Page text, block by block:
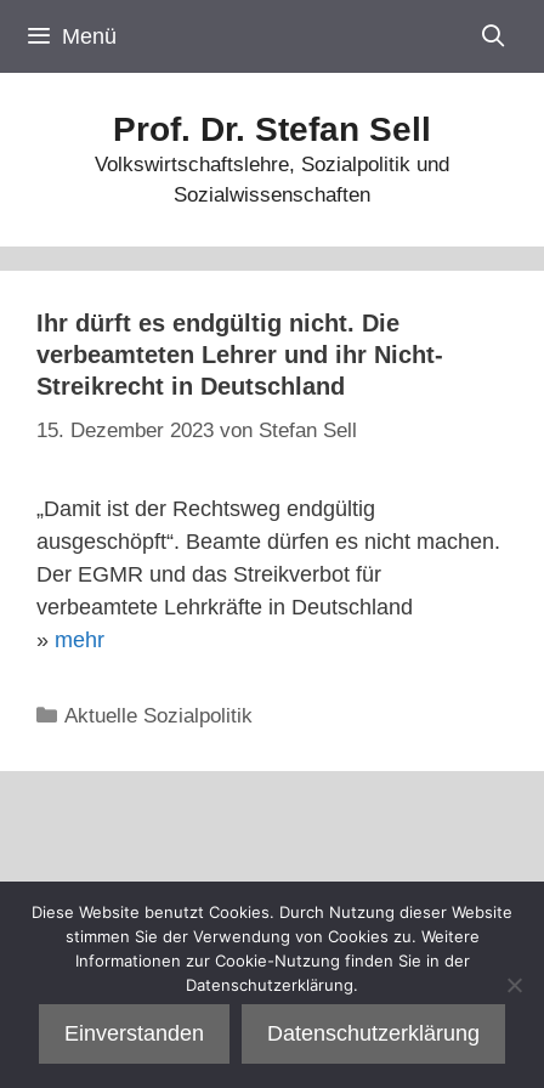
Inhalt
springen
Menü
Prof. Dr. Stefan Sell
Volkswirtschaftslehre, Sozialpolitik und
Sozialwissenschaften
Ihr dürft es endgültig nicht. Die
verbeamteten Lehrer und ihr Nicht-
Streikrecht in Deutschland
15. Dezember 2023 von Stefan Sell
„Damit ist der Rechtsweg endgültig
ausgeschöpft“. Beamte dürfen es nicht machen.
Der EGMR und das Streikverbot für
verbeamtete Lehrkräfte in Deutschland
» mehr
Kategorien
Aktuelle Sozialpolitik
Diese Website benutzt Cookies. Durch Nutzung dieser Website
stimmen Sie der Verwendung von Cookies zu. Weitere
Informationen zur Cookie-Nutzung finden Sie in der
Datenschutzerklärung.
Einverstanden Datenschutzerklärung